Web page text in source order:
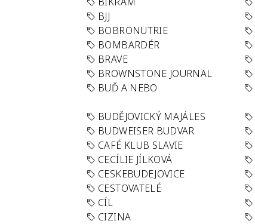
BJJ
BOBRONUTRIE
BOMBARDÉR
BRAVE
BROWNSTONE JOURNAL
BUĎ A NEBO
BUDĚJOVICKÝ MAJÁLES
BUDWEISER BUDVAR
CAFÉ KLUB SLAVIE
CECÍLIE JÍLKOVÁ
CESKEBUDEJOVICE
CESTOVATELÉ
CÍL
CIZINA